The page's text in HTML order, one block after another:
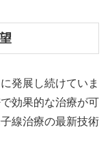
発展し続けていま
効果的な治療が可
線治療の最新技術